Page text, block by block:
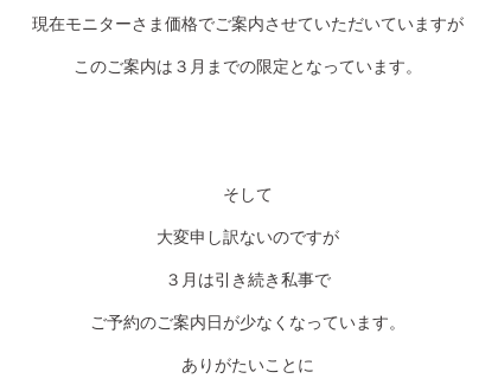
現在モニターさま価格でご案内させていただいていますが
このご案内は３月までの限定となっています。
そして
大変申し訳ないのですが
３月は引き続き私事で
ご予約のご案内日が少なくなっています。
ありがたいことに